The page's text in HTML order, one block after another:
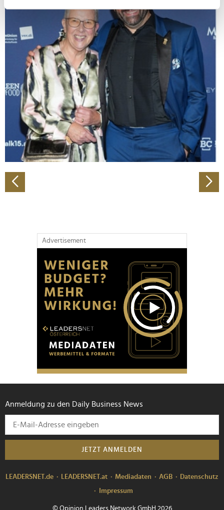
bestimmten Merkmalen (Fingerprinting) identifizieren
Erfahren Sie mehr darüber, wie Ihre persönlichen Daten
verarbeitet werden, und legen Sie Ihre Präferenzen im
Abschnitt Einzelheitenfest.
Wir verwenden Cookies, um Inhalte und Anzeigen zu
personalisieren, Funktionen für soziale Medien anbieten
zu können und die Zugriffe auf unsere Website zu
analysieren. Außerdem geben wir Informationen zu Ihrer
Verwendung unserer Website an unsere Partner für
soziale Medien, Werbung und Analysen weiter. Unsere
Partner führen diese Informationen möglicherweise mit
haben oder die sie im Rahmen Ihrer Nutzung der Dienste
gesammelt haben.
Advertisement
Anmeldung zu den Daily Business News
JETZT ANMELDEN
LEADERSNET.de LEADERSNET.at Mediadaten AGB
Datenschutz
Impressum